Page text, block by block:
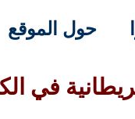
حول الموقع
في